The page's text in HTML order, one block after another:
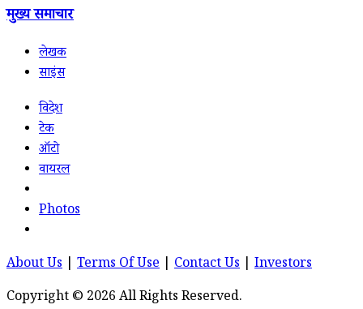
मुख्य समाचार
लेखक
साइंस
विदेश
टेक
ऑटो
वायरल
Photos
About Us Terms Of Use Contact Us
Investors
Copyright © 2026 All Rights Reserved.